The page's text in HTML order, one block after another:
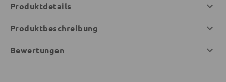
Produktdetails
Produktbeschreibung
Bewertungen